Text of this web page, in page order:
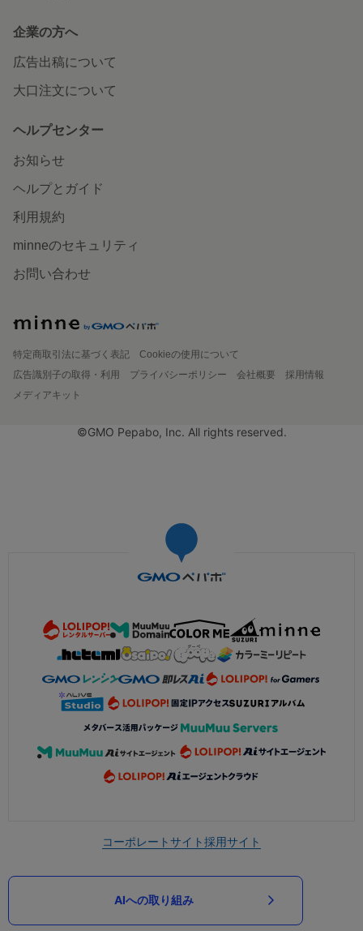
企業の方へ
広告出稿について
大口注文について
ヘルプセンター
お知らせ
ヘルプとガイド
利用規約
minneのセキュリティ
お問い合わせ
特定商取引法に基づく表記
Cookieの使用について
広告識別子の取得・利用
プライバシーポリシー 会社概要
採用情報
メディアキット
©GMO Pepabo, Inc. All rights reserved.
コーポレートサイト採用サイト
AIへの取り組み